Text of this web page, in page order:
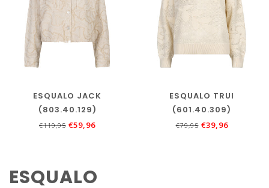
ESQUALO JACK
(803.40.129)
€119,95 €59,96
ESQUALO TRUI
(601.40.309)
€79,95 €39,96
ESQUALO